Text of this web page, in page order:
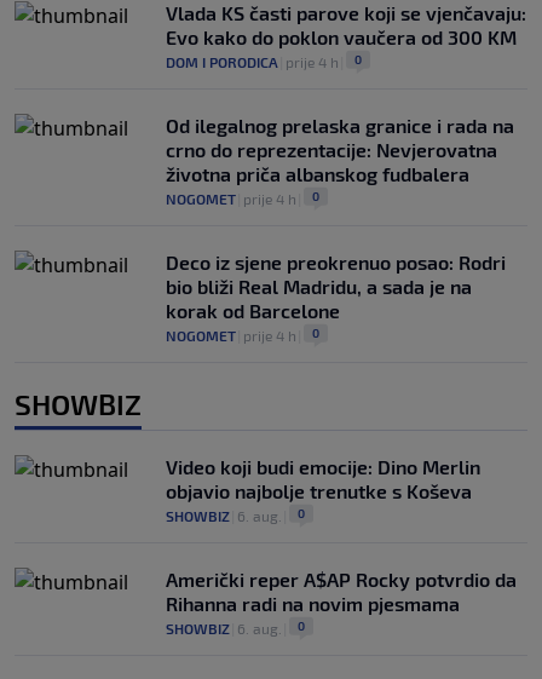
Vlada KS časti parove koji se vjenčavaju:
Evo kako do poklon vaučera od 300 KM
DOM I PORODICA prije 4 h 0
Od ilegalnog prelaska granice i rada na
crno do reprezentacije: Nevjerovatna
životna priča albanskog fudbalera
NOGOMET prije 4 h 0
Deco iz sjene preokrenuo posao: Rodri
bio bliži Real Madridu, a sada je na
korak od Barcelone
NOGOMET prije 4 h 0
SHOWBIZ
Video koji budi emocije: Dino Merlin
objavio najbolje trenutke s Koševa
SHOWBIZ 6. aug. 0
Američki reper A$AP Rocky potvrdio da
Rihanna radi na novim pjesmama
SHOWBIZ 6. aug. 0